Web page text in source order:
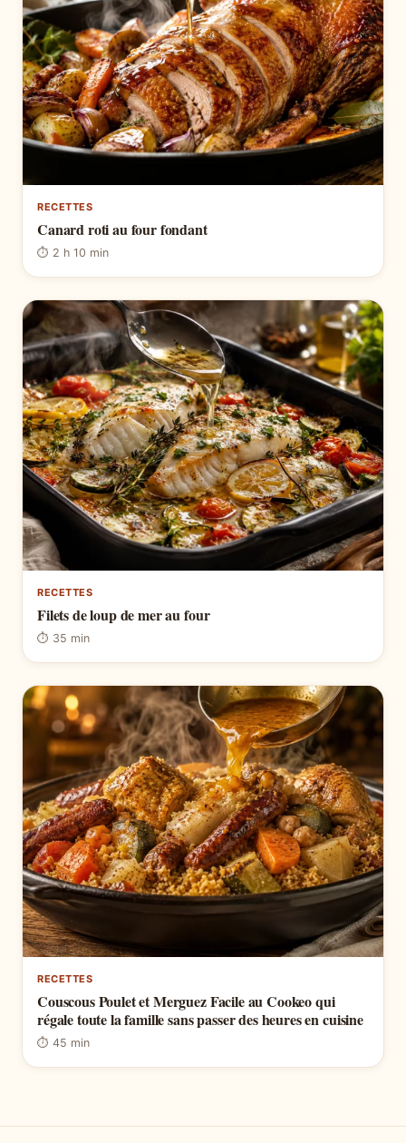
RECETTES
Canard roti au four fondant
⏱ 2 h 10 min
RECETTES
Filets de loup de mer au four
⏱ 35 min
RECETTES
Couscous Poulet et Merguez Facile au Cookeo qui
régale toute la famille sans passer des heures en cuisine
⏱ 45 min